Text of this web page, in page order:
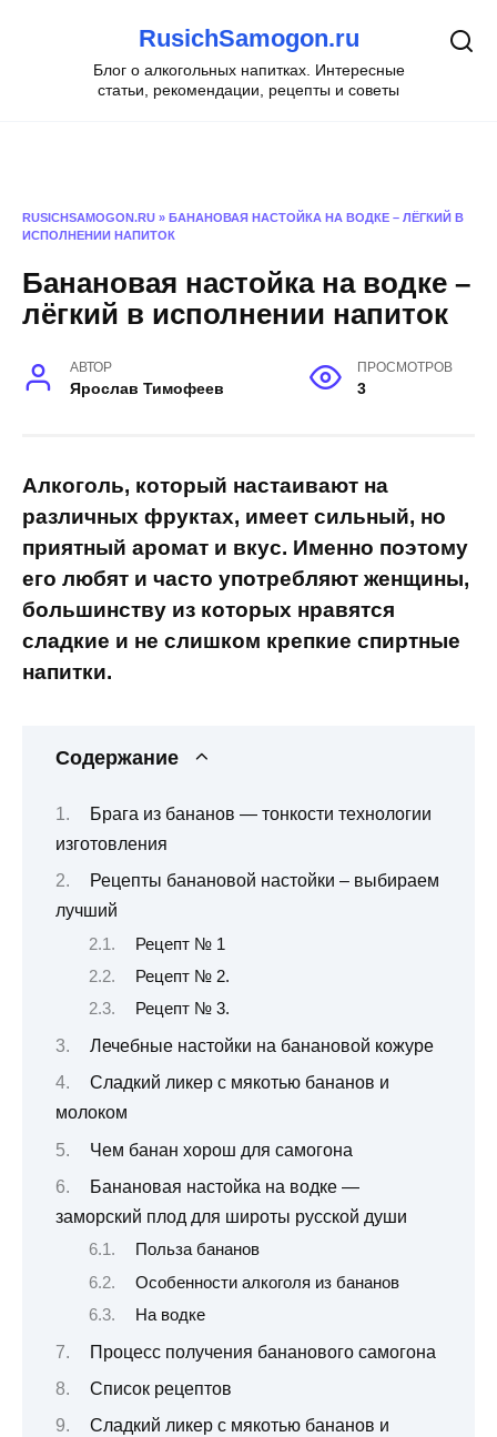
содержанию
RusichSamogon.ru
Блог о алкогольных напитках. Интересные
статьи, рекомендации, рецепты и советы
RUSICHSAMOGON.RU » БАНАНОВАЯ НАСТОЙКА НА ВОДКЕ – ЛЁГКИЙ В
ИСПОЛНЕНИИ НАПИТОК
Банановая настойка на водке –
лёгкий в исполнении напиток
АВТОР
Ярослав Тимофеев
ПРОСМОТРОВ
3
Алкоголь, который настаивают на
различных фруктах, имеет сильный, но
приятный аромат и вкус. Именно поэтому
его любят и часто употребляют женщины,
большинству из которых нравятся
сладкие и не слишком крепкие спиртные
напитки.
Содержание
Брага из бананов — тонкости технологии
изготовления
Рецепты банановой настойки – выбираем
лучший
Рецепт № 1
Рецепт № 2.
Рецепт № 3.
Лечебные настойки на банановой кожуре
Сладкий ликер с мякотью бананов и
молоком
Чем банан хорош для самогона
Банановая настойка на водке —
заморский плод для широты русской души
Польза бананов
Особенности алкоголя из бананов
На водке
Процесс получения бананового самогона
Список рецептов
Сладкий ликер с мякотью бананов и